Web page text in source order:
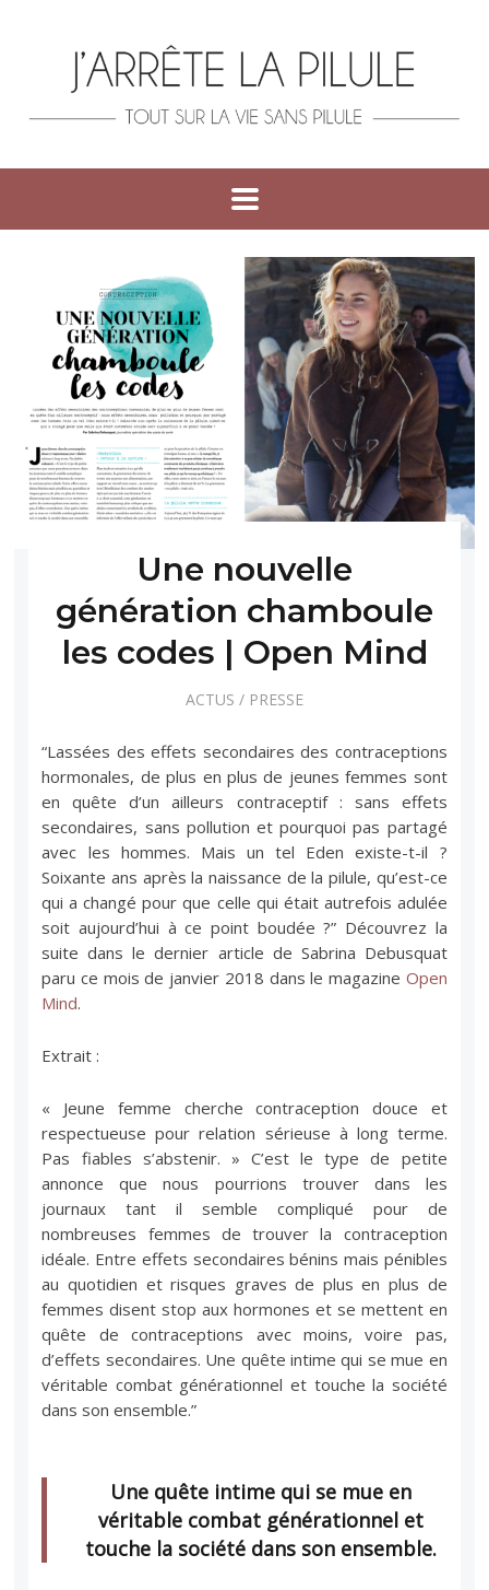
Une nouvelle
génération chamboule
les codes | Open Mind
ACTUS / PRESSE
“Lassées des effets secondaires des contraceptions
hormonales, de plus en plus de jeunes femmes sont
en quête d’un ailleurs contraceptif : sans effets
secondaires, sans pollution et pourquoi pas partagé
avec les hommes. Mais un tel Eden existe-t-il ?
Soixante ans après la naissance de la pilule, qu’est-ce
qui a changé pour que celle qui était autrefois adulée
soit aujourd’hui à ce point boudée ?” Découvrez la
suite dans le dernier article de Sabrina Debusquat
paru ce mois de janvier 2018 dans le magazine Open
Mind.
Extrait :
« Jeune femme cherche contraception douce et
respectueuse pour relation sérieuse à long terme.
Pas fiables s’abstenir. » C’est le type de petite
annonce que nous pourrions trouver dans les
journaux tant il semble compliqué pour de
nombreuses femmes de trouver la contraception
idéale. Entre effets secondaires bénins mais pénibles
au quotidien et risques graves de plus en plus de
femmes disent stop aux hormones et se mettent en
quête de contraceptions avec moins, voire pas,
d’effets secondaires. Une quête intime qui se mue en
véritable combat générationnel et touche la société
dans son ensemble.”
Une quête intime qui se mue en
véritable combat générationnel et
touche la société dans son ensemble.